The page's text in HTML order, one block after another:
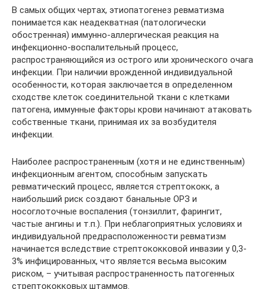
В самых общих чертах, этиопатогенез ревматизма
понимается как неадекватная (патологически
обостренная) иммунно-аллергическая реакция на
инфекционно-воспалительный процесс,
распространяющийся из острого или хронического очага
инфекции. При наличии врожденной индивидуальной
особенности, которая заключается в определенном
сходстве клеток соединительной ткани с клетками
патогена, иммунные факторы крови начинают атаковать
собственные ткани, принимая их за возбудителя
инфекции.
Наиболее распространенным (хотя и не единственным)
инфекционным агентом, способным запускать
ревматический процесс, является стрептококк, а
наибольший риск создают банальные ОРЗ и
носоглоточные воспаления (тонзиллит, фарингит,
частые ангины и т.п.). При неблагоприятных условиях и
индивидуальной предрасположенности ревматизм
начинается вследствие стрептококковой инвазии у 0,3-
3% инфицированных, что является весьма высоким
риском, – учитывая распространенность патогенных
стрептококковых штаммов.